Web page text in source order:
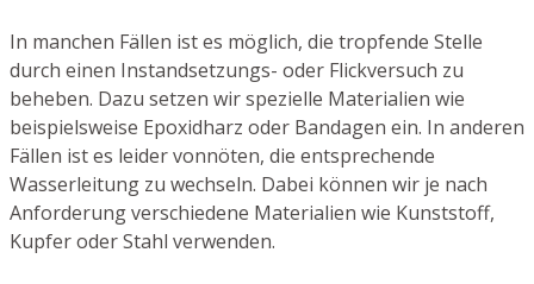
In manchen Fällen ist es möglich, die tropfende Stelle
durch einen Instandsetzungs- oder Flickversuch zu
beheben. Dazu setzen wir spezielle Materialien wie
beispielsweise Epoxidharz oder Bandagen ein. In anderen
Fällen ist es leider vonnöten, die entsprechende
Wasserleitung zu wechseln. Dabei können wir je nach
Anforderung verschiedene Materialien wie Kunststoff,
Kupfer oder Stahl verwenden.